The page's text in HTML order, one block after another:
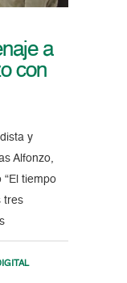
a
con
y
Alfonzo,
tiempo
tres